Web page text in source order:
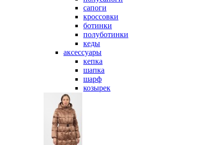
сапоги
кроссовки
ботинки
полуботинки
кеды
аксессуары
кепка
шапка
шарф
козырек